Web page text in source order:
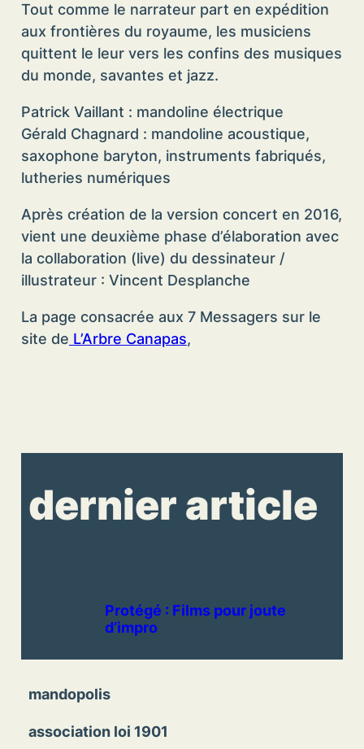
Tout comme le narrateur part en expédition
aux frontières du royaume, les musiciens
quittent le leur vers les confins des musiques
du monde, savantes et jazz.
Patrick Vaillant : mandoline électrique
Gérald Chagnard : mandoline acoustique,
saxophone baryton, instruments fabriqués,
lutheries numériques
Après création de la version concert en 2016,
vient une deuxième phase d’élaboration avec
la collaboration (live) du dessinateur /
illustrateur : Vincent Desplanche
La page consacrée aux 7 Messagers sur le
site de L’Arbre Canapas,
dernier article
Protégé : Films pour joute
d’impro
mandopolis
association loi 1901